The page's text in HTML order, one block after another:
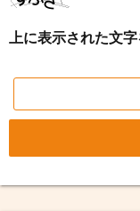
上に表示された文